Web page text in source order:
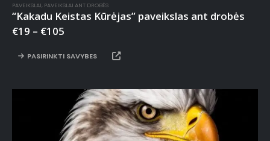
PAVEIKSLAI PAVEIKSLAI ANT DROBĖS
“Kakadu Keistas Kūrėjas” paveikslas ant drobės
€19 – €105
PASIRINKTI SAVYBES